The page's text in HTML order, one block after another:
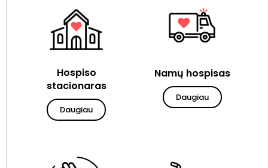
Hospiso
stacionaras
Daugiau
Namų hospisas
Daugiau